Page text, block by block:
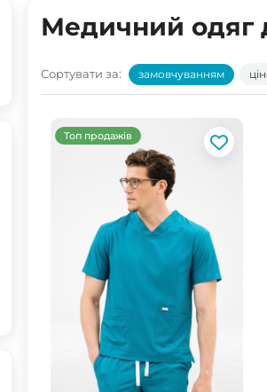
Медичний одяг
Сортувати за: замовчуванням
Топ продажів